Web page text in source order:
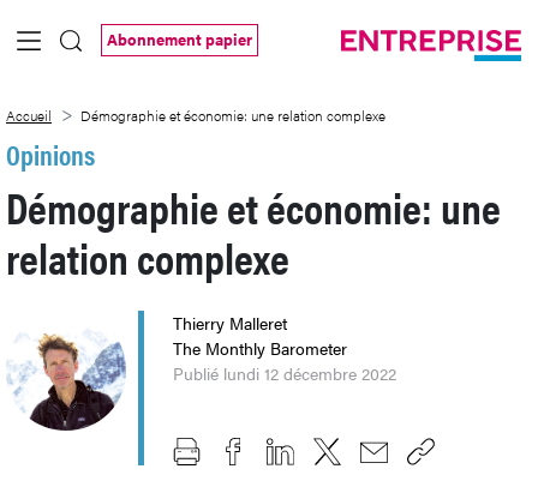
Saut au contenu principal
Abonnement papier
Accueil Démographie et économie: une relation complexe
Opinions
Démographie et économie: une
relation complexe
Thierry Malleret
The Monthly Barometer
Publié lundi 12 décembre 2022